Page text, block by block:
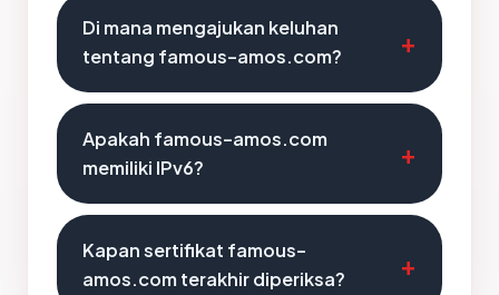
Di mana mengajukan keluhan
tentang famous-amos.com?
Apakah famous-amos.com
memiliki IPv6?
Kapan sertifikat famous-
amos.com terakhir diperiksa?